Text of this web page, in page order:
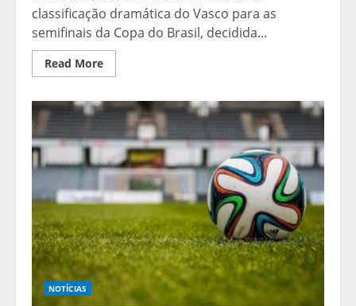
classificação dramática do Vasco para as
semifinais da Copa do Brasil, decidida...
Read MoreRead
more
avança
Copa
do
Brasil
após
drama,
enquanto
Hernanes
analisa
reformas
no
futebol
chinês
NOTÍCIAS